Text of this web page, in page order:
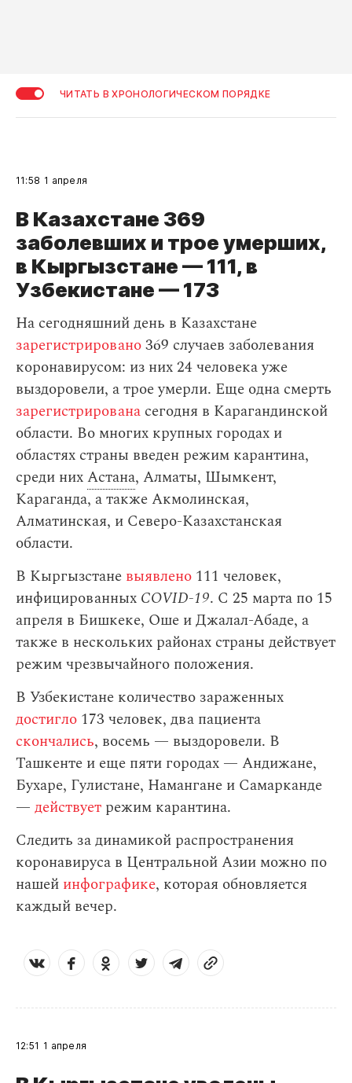
ЧИТАТЬ В ХРОНОЛОГИЧЕСКОМ ПОРЯДКЕ
11:58 1 апреля
В Казахстане 369
заболевших и трое умерших,
в Кыргызстане — 111, в
Узбекистане — 173
На сегодняшний день в Казахстане
зарегистрировано369 случаев заболевания
коронавирусом: из них 24 человека уже
выздоровели, а трое умерли. Еще одна смерть
зарегистрирована сегодня в Карагандинской
области. Во многих крупных городах и
областях страны введен режим карантина,
среди нихАстана, Алматы, Шымкент,
Караганда, а также Акмолинская,
Алматинская, и Северо-Казахстанская
области.
В Кыргызстане выявлено 111 человек,
инфицированных COVID-19. С 25 марта по 15
апреля в Бишкеке, Оше и Джалал-Абаде, а
также в нескольких районах страны действует
режим чрезвычайного положения.
В Узбекистане количество зараженных
достигло 173 человек, два пациента
скончались, восемь — выздоровели. В
Ташкенте и еще пяти городах — Андижане,
Бухаре, Гулистане, Намангане и Самарканде
— действует режим карантина.
Следить за динамикой распространения
коронавируса в Центральной Азии можно по
нашей инфографике, которая обновляется
каждый вечер.
12:51 1 апреля